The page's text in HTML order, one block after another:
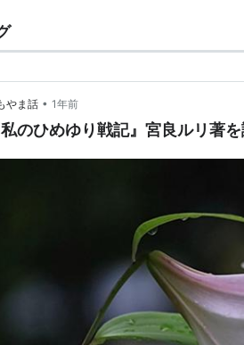
やま話 • 1年前
私のひめゆり戦記』宮良ルリ著